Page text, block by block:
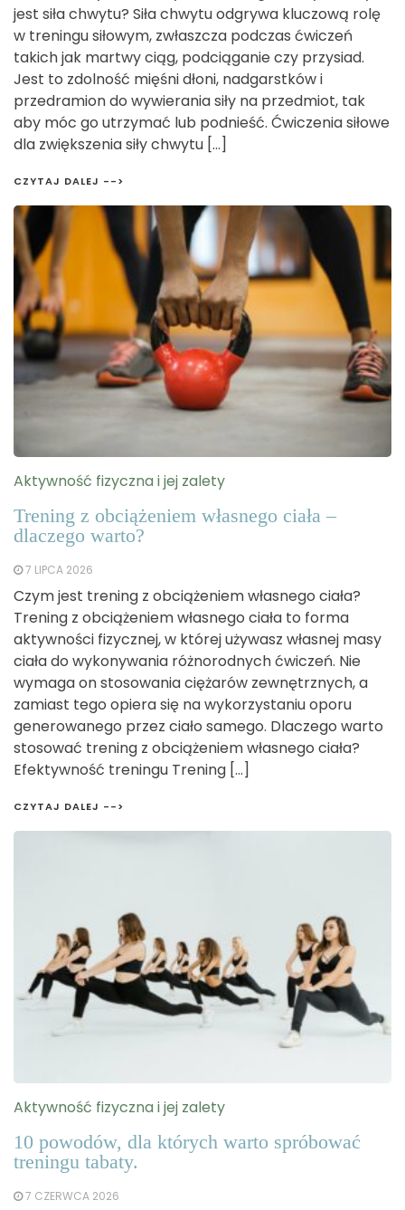
jest siła chwytu? Siła chwytu odgrywa kluczową rolę
w treningu siłowym, zwłaszcza podczas ćwiczeń
takich jak martwy ciąg, podciąganie czy przysiad.
Jest to zdolność mięśni dłoni, nadgarstków i
przedramion do wywierania siły na przedmiot, tak
aby móc go utrzymać lub podnieść. Ćwiczenia siłowe
dla zwiększenia siły chwytu […]
CZYTAJ DALEJ -->
Aktywność fizyczna i jej zalety
Trening z obciążeniem własnego ciała –
dlaczego warto?
7 LIPCA 2026
Czym jest trening z obciążeniem własnego ciała?
Trening z obciążeniem własnego ciała to forma
aktywności fizycznej, w której używasz własnej masy
ciała do wykonywania różnorodnych ćwiczeń. Nie
wymaga on stosowania ciężarów zewnętrznych, a
zamiast tego opiera się na wykorzystaniu oporu
generowanego przez ciało samego. Dlaczego warto
stosować trening z obciążeniem własnego ciała?
Efektywność treningu Trening […]
CZYTAJ DALEJ -->
Aktywność fizyczna i jej zalety
10 powodów, dla których warto spróbować
treningu tabaty.
7 CZERWCA 2026